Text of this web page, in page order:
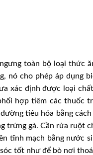
toàn bộ loại thức
nó cho phép áp dụng
xác định được loại
hợp tiêm các thuốc
tiêu hóa bằng
trứng gà. Cần rửa ruột
tĩnh mạch bằng nước
tốt như để bò nơi